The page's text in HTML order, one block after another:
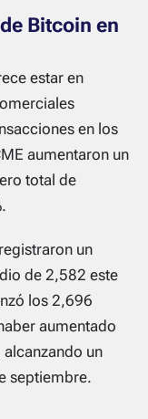
Bitcoin en
estar en
en los
aumentaron un
total de
un
de 2,582 este
los 2,696
aumentado
un
septiembre.